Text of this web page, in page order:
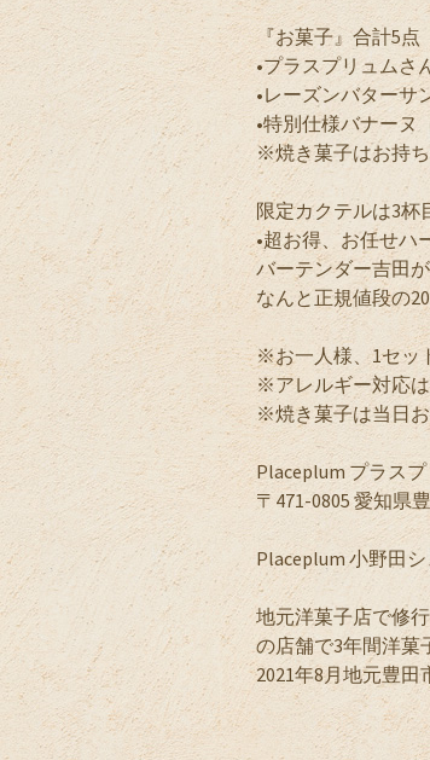
『お菓子』合計5点
•プラスプリュムさ
•レーズンバターサ
•特別仕様バナーヌ
※焼き菓子はお持
限定カクテルは3杯
•超お得、お任せハ
バーテンダー吉田
なんと正規値段の
※お一人様、1セッ
※アレルギー対応
※焼き菓子は当日お
Placeplum プラス
〒471-0805 愛知県
Placeplum 小野田
地元洋菓子店で修
の店舗で3年間洋菓
2021年8月地元豊田